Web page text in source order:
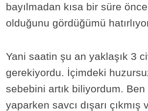
bayılmadan kısa bir süre
olduğunu gördüğümü
Yani saatin şu an yaklaşık 3
gerekiyordu. İçimdeki
sebebini artık biliyordum. Ben
yaparken savcı dışarı çıkmış